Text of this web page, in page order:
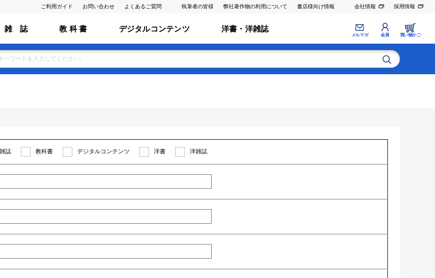
ご利用ガイド お問い合わせ よくあるご質問 執筆者の皆様 弊社著作物の利用について 書店様向け情報 会社情報 採用情報
雑 誌 教 科 書 デジタルコンテンツ 洋書・洋雑誌
メルマガ 会員 買い物かご
雑誌 教科書 デジタルコンテンツ 洋書 洋雑誌